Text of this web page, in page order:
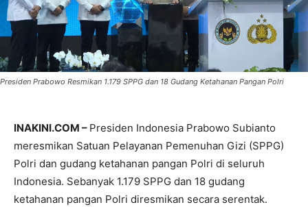
Presiden Prabowo Resmikan 1.179 SPPG dan 18 Gudang Ketahanan Pangan Polri
INAKINI.COM – Presiden Indonesia Prabowo Subianto
meresmikan Satuan Pelayanan Pemenuhan Gizi (SPPG)
Polri dan gudang ketahanan pangan Polri di seluruh
Indonesia. Sebanyak 1.179 SPPG dan 18 gudang
ketahanan pangan Polri diresmikan secara serentak.